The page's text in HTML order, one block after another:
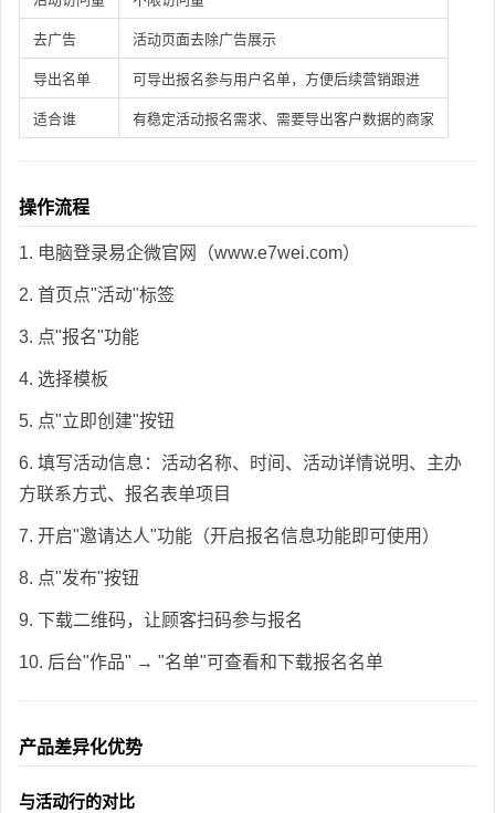
去广告 活动页面去除广告展示
导出名单 可导出报名参与用户名单，方便后续营销跟进
适合谁 有稳定活动报名需求、需要导出客户数据的商家
操作流程
1. 电脑登录易企微官网（www.e7wei.com）
2. 首页点"活动"标签
3. 点"报名"功能
4. 选择模板
5. 点"立即创建"按钮
6. 填写活动信息：活动名称、时间、活动详情说明、主办
方联系方式、报名表单项目
7. 开启"邀请达人"功能（开启报名信息功能即可使用）
8. 点"发布"按钮
9. 下载二维码，让顾客扫码参与报名
10. 后台"作品" → "名单"可查看和下载报名名单
产品差异化优势
与活动行的对比